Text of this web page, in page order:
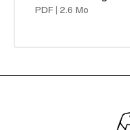
PDF 2.6 Mo